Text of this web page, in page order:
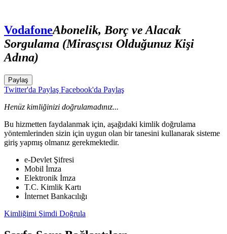
VodafoneAbonelik, Borç ve Alacak
Sorgulama (Mirasçısı Olduğunuz Kişi
Adına)
Paylaş
Twitter'da Paylaş Facebook'da Paylaş
Henüz kimliğinizi doğrulamadınız...
Bu hizmetten faydalanmak için, aşağıdaki kimlik doğrulama
yöntemlerinden sizin için uygun olan bir tanesini kullanarak sisteme
giriş yapmış olmanız gerekmektedir.
e-Devlet Şifresi
Mobil İmza
Elektronik İmza
T.C. Kimlik Kartı
İnternet Bankacılığı
Kimliğimi Şimdi Doğrula